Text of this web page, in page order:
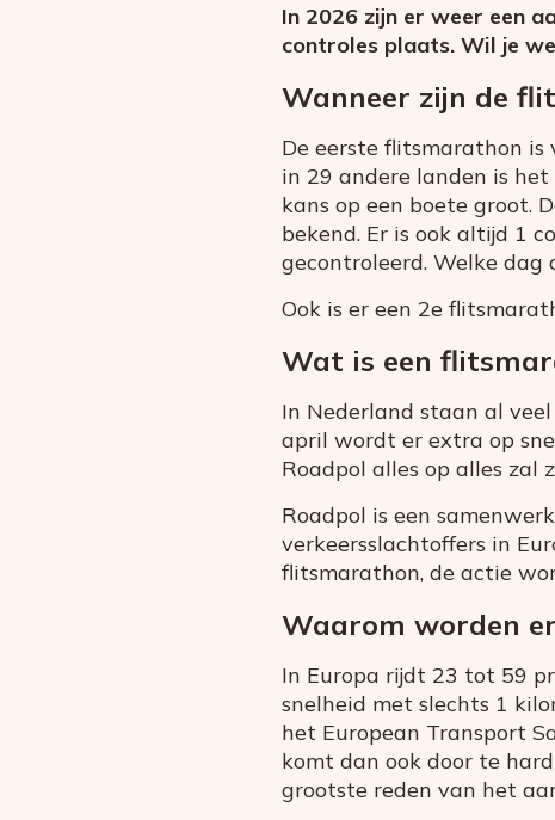
In 2026 zijn er weer een
controles plaats. Wil je
Wanneer zijn de
De eerste flitsmarathon
in 29 andere landen is
kans op een boete groot.
bekend. Er is ook altijd 1
gecontroleerd. Welke dag
Ook is er een 2e
Wat is een
In Nederland staan al veel
april wordt er extra op
Roadpol alles op alles zal
Roadpol is een
verkeersslachtoffers in
flitsmarathon, de actie
Waarom worden
In Europa rijdt 23 tot 59
snelheid met slechts 1
het European Transport
komt dan ook door te
grootste reden van het